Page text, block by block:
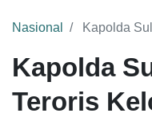
Nasional Kapolda Sulteng:
Kapolda
Teroris